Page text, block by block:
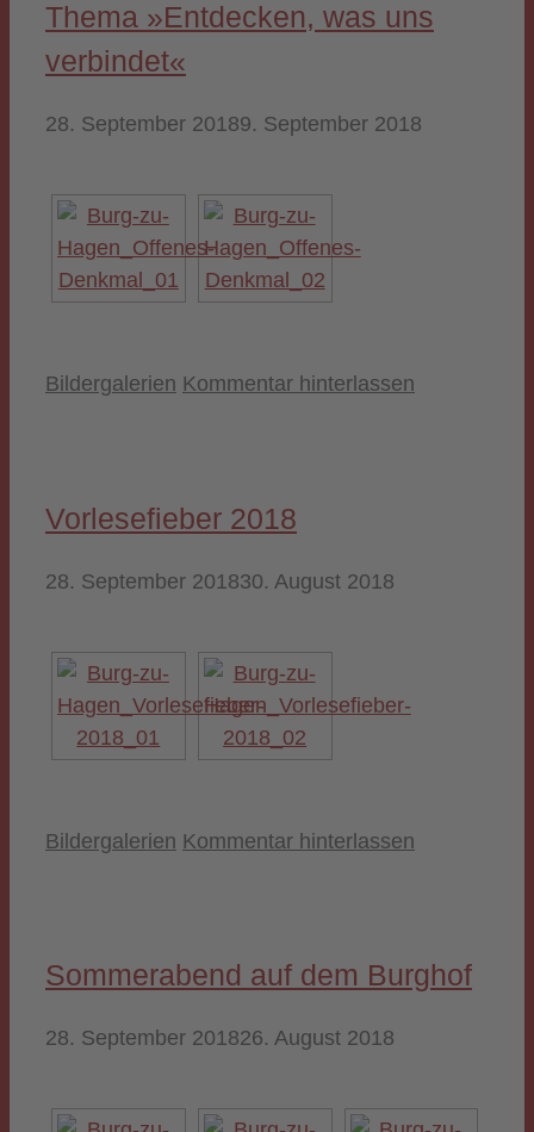
Thema »Entdecken, was uns
verbindet«
28. September 20189. September 2018
Kategorien
Bildergalerien Kommentar hinterlassen
Vorlesefieber 2018
28. September 201830. August 2018
Kategorien
Bildergalerien Kommentar hinterlassen
Sommerabend auf dem Burghof
28. September 201826. August 2018